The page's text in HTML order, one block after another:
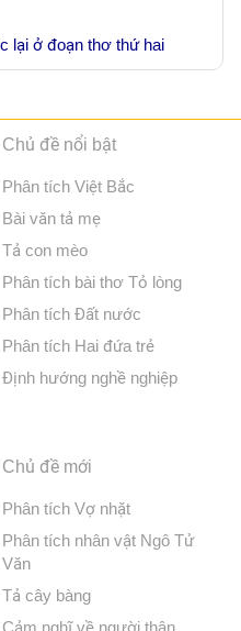
lại ở đoạn thơ thứ hai
Chủ đề nổi bật
Phân tích Việt Bắc
Bài văn tả mẹ
Tả con mèo
Phân tích bài thơ Tỏ lòng
Phân tích Đất nước
Phân tích Hai đứa trẻ
Định hướng nghề nghiệp
Chủ đề mới
Phân tích Vợ nhặt
Phân tích nhân vật Ngô Tử
Văn
Tả cây bàng
Cảm nghĩ về người thân